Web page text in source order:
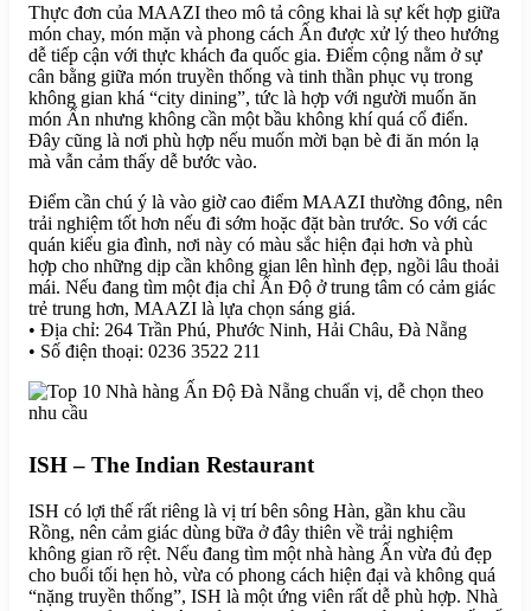
Thực đơn của MAAZI theo mô tả công khai là sự kết hợp giữa
món chay, món mặn và phong cách Ấn được xử lý theo hướng
dễ tiếp cận với thực khách đa quốc gia. Điểm cộng nằm ở sự
cân bằng giữa món truyền thống và tinh thần phục vụ trong
không gian khá “city dining”, tức là hợp với người muốn ăn
món Ấn nhưng không cần một bầu không khí quá cổ điển.
Đây cũng là nơi phù hợp nếu muốn mời bạn bè đi ăn món lạ
mà vẫn cảm thấy dễ bước vào.
Điểm cần chú ý là vào giờ cao điểm MAAZI thường đông, nên
trải nghiệm tốt hơn nếu đi sớm hoặc đặt bàn trước. So với các
quán kiểu gia đình, nơi này có màu sắc hiện đại hơn và phù
hợp cho những dịp cần không gian lên hình đẹp, ngồi lâu thoải
mái. Nếu đang tìm một địa chỉ Ấn Độ ở trung tâm có cảm giác
trẻ trung hơn, MAAZI là lựa chọn sáng giá.
• Địa chỉ: 264 Trần Phú, Phước Ninh, Hải Châu, Đà Nẵng
• Số điện thoại: 0236 3522 211
ISH – The Indian Restaurant
ISH có lợi thế rất riêng là vị trí bên sông Hàn, gần khu cầu
Rồng, nên cảm giác dùng bữa ở đây thiên về trải nghiệm
không gian rõ rệt. Nếu đang tìm một nhà hàng Ấn vừa đủ đẹp
cho buổi tối hẹn hò, vừa có phong cách hiện đại và không quá
“nặng truyền thống”, ISH là một ứng viên rất dễ phù hợp. Nhà